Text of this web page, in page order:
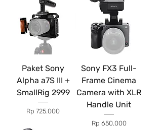
Paket Sony
Alpha a7S III +
SmallRig 2999
Price
Rp 725.000
Sony FX3 Full-
Frame Cinema
Camera with XLR
Handle Unit
Price
Rp 650.000